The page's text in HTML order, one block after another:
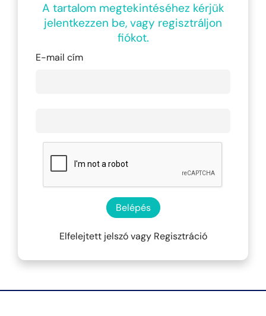
A tartalom megtekintéséhez kérjük
jelentkezzen be, vagy regisztráljon
fiókot.
E-mail cím
Belépés
Elfelejtett jelszóvagy Regisztráció